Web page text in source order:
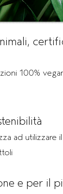
100%
ad utilizzare
e per il